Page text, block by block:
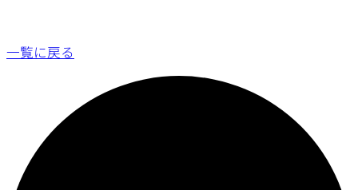
一覧に戻る